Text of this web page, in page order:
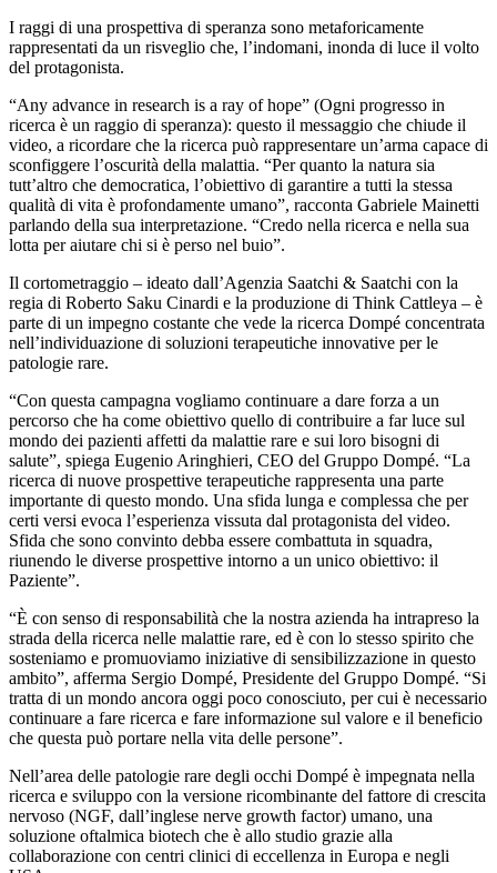
I raggi di una prospettiva di speranza sono metaforicamente
rappresentati da un risveglio che, l’indomani, inonda di luce il volto
del protagonista.
“Any advance in research is a ray of hope” (Ogni progresso in
ricerca è un raggio di speranza): questo il messaggio che chiude il
video, a ricordare che la ricerca può rappresentare un’arma capace di
sconfiggere l’oscurità della malattia. “Per quanto la natura sia
tutt’altro che democratica, l’obiettivo di garantire a tutti la stessa
qualità di vita è profondamente umano”, racconta Gabriele Mainetti
parlando della sua interpretazione. “Credo nella ricerca e nella sua
lotta per aiutare chi si è perso nel buio”.
Il cortometraggio – ideato dall’Agenzia Saatchi & Saatchi con la
regia di Roberto Saku Cinardi e la produzione di Think Cattleya – è
parte di un impegno costante che vede la ricerca Dompé concentrata
nell’individuazione di soluzioni terapeutiche innovative per le
patologie rare.
“Con questa campagna vogliamo continuare a dare forza a un
percorso che ha come obiettivo quello di contribuire a far luce sul
mondo dei pazienti affetti da malattie rare e sui loro bisogni di
salute”, spiega Eugenio Aringhieri, CEO del Gruppo Dompé. “La
ricerca di nuove prospettive terapeutiche rappresenta una parte
importante di questo mondo. Una sfida lunga e complessa che per
certi versi evoca l’esperienza vissuta dal protagonista del video.
Sfida che sono convinto debba essere combattuta in squadra,
riunendo le diverse prospettive intorno a un unico obiettivo: il
Paziente”.
“È con senso di responsabilità che la nostra azienda ha intrapreso la
strada della ricerca nelle malattie rare, ed è con lo stesso spirito che
sosteniamo e promuoviamo iniziative di sensibilizzazione in questo
ambito”, afferma Sergio Dompé, Presidente del Gruppo Dompé. “Si
tratta di un mondo ancora oggi poco conosciuto, per cui è necessario
continuare a fare ricerca e fare informazione sul valore e il beneficio
che questa può portare nella vita delle persone”.
Nell’area delle patologie rare degli occhi Dompé è impegnata nella
ricerca e sviluppo con la versione ricombinante del fattore di crescita
nervoso (NGF, dall’inglese nerve growth factor) umano, una
soluzione oftalmica biotech che è allo studio grazie alla
collaborazione con centri clinici di eccellenza in Europa e negli